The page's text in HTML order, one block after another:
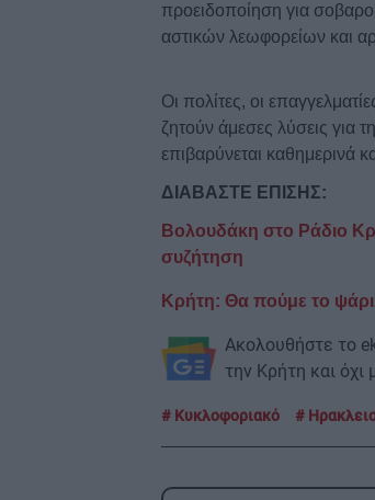
προειδοποίηση για
αστικών λεωφορείων και
Οι πολίτες, οι
ζητούν άμεσες λύσεις για
επιβαρύνεται καθημερινά
ΔΙΑΒΑΣΤΕ ΕΠΙΣΗΣ:
Βολουδάκη στο Ράδιο
συζήτηση
Κρήτη: Θα πούμε το
Ακολουθήστε το
την Κρήτη και όχι
Κυκλοφοριακό